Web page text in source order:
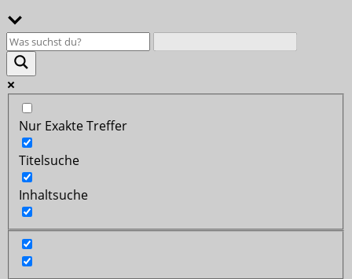
Nur Exakte Treffer
Titelsuche
Inhaltsuche